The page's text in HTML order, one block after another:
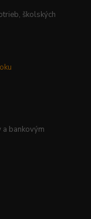
školských
a bankovým